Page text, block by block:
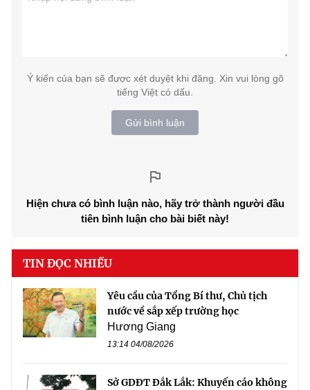
Ý kiến của bạn sẽ được xét duyệt khi đăng. Xin vui lòng gõ
tiếng Việt có dấu.
Gửi bình luận
Hiện chưa có bình luận nào, hãy trở thành người đầu
tiên bình luận cho bài biết này!
TIN ĐỌC NHIỀU
Yêu cầu của Tổng Bí thư, Chủ tịch
nước về sắp xếp trường học
Hương Giang
13:14 04/08/2026
Sở GDĐT Đắk Lắk: Khuyến cáo không